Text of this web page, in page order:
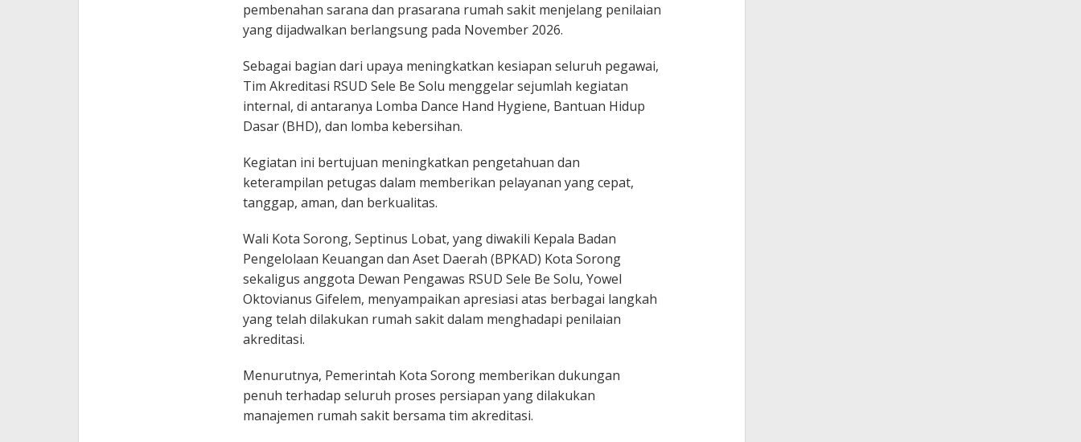
pembenahan sarana dan prasarana rumah sakit menjelang penilaian
yang dijadwalkan berlangsung pada November 2026.
Sebagai bagian dari upaya meningkatkan kesiapan seluruh pegawai,
Tim Akreditasi RSUD Sele Be Solu menggelar sejumlah kegiatan
internal, di antaranya Lomba Dance Hand Hygiene, Bantuan Hidup
Dasar (BHD), dan lomba kebersihan.
Kegiatan ini bertujuan meningkatkan pengetahuan dan
keterampilan petugas dalam memberikan pelayanan yang cepat,
tanggap, aman, dan berkualitas.
Wali Kota Sorong, Septinus Lobat, yang diwakili Kepala Badan
Pengelolaan Keuangan dan Aset Daerah (BPKAD) Kota Sorong
sekaligus anggota Dewan Pengawas RSUD Sele Be Solu, Yowel
Oktovianus Gifelem, menyampaikan apresiasi atas berbagai langkah
yang telah dilakukan rumah sakit dalam menghadapi penilaian
akreditasi.
Menurutnya, Pemerintah Kota Sorong memberikan dukungan
penuh terhadap seluruh proses persiapan yang dilakukan
manajemen rumah sakit bersama tim akreditasi.